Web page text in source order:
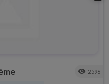
visibility 2596